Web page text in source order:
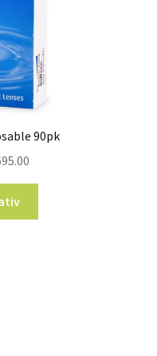
90pk